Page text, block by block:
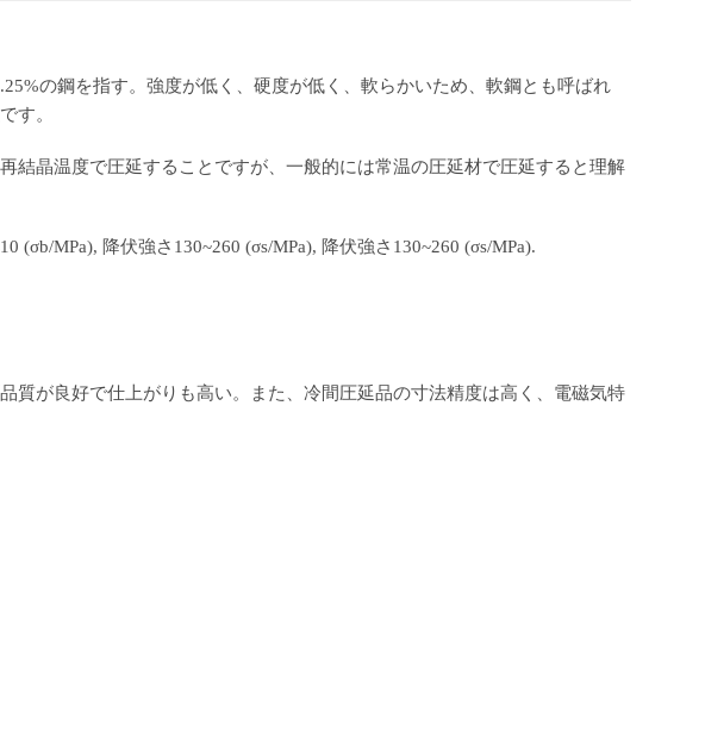
の鋼を指す。強度が低く、硬度が低く、軟らかいため、軟鋼とも呼ばれ
す。
晶温度で圧延することですが、一般的には常温の圧延材で圧延すると理解
MPa), 降伏強さ130~260 (σs/MPa), 降伏強さ130~260 (σs/MPa).
が良好で仕上がりも高い。また、冷間圧延品の寸法精度は高く、電磁気特